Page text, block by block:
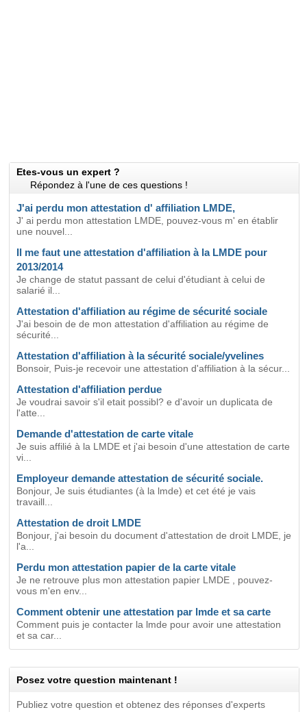
Etes-vous un expert ?
Répondez à l'une de ces questions !
J'ai perdu mon attestation d' affiliation LMDE,
J' ai perdu mon attestation LMDE, pouvez-vous m' en établir
une nouvel...
Il me faut une attestation d'affiliation à la LMDE pour
2013/2014
Je change de statut passant de celui d'étudiant à celui de
salarié il...
Attestation d'affiliation au régime de sécurité sociale
J'ai besoin de de mon attestation d'affiliation au régime de
sécurité...
Attestation d'affiliation à la sécurité sociale/yvelines
Bonsoir, Puis-je recevoir une attestation d'affiliation à la sécur...
Attestation d'affiliation perdue
Je voudrai savoir s'il etait possibl? e d'avoir un duplicata de
l'atte...
Demande d'attestation de carte vitale
Je suis affilié à la LMDE et j'ai besoin d'une attestation de carte
vi...
Employeur demande attestation de sécurité sociale.
Bonjour, Je suis étudiantes (à la lmde) et cet été je vais
travaill...
Attestation de droit LMDE
Bonjour, j'ai besoin du document d'attestation de droit LMDE, je
l'a...
Perdu mon attestation papier de la carte vitale
Je ne retrouve plus mon attestation papier LMDE , pouvez-
vous m'en env...
Comment obtenir une attestation par lmde et sa carte
Comment puis je contacter la lmde pour avoir une attestation
et sa car...
Posez votre question maintenant !
Publiez votre question et obtenez des réponses d'experts